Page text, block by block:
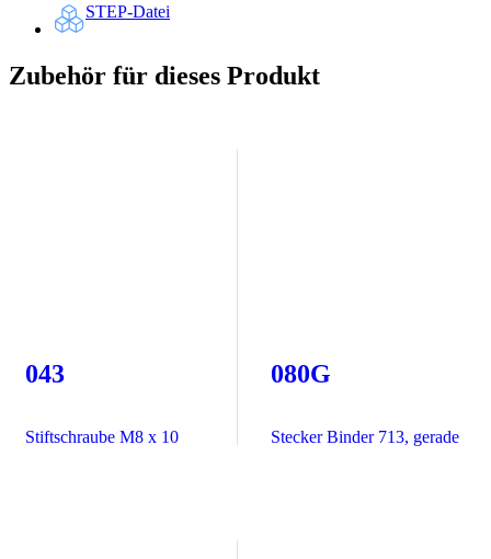
STEP-Datei
Zubehör für dieses Produkt
043
Stiftschraube M8 x 10
080G
Stecker Binder 713, gerade